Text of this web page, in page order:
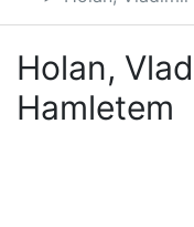
Holan,
Hamletem